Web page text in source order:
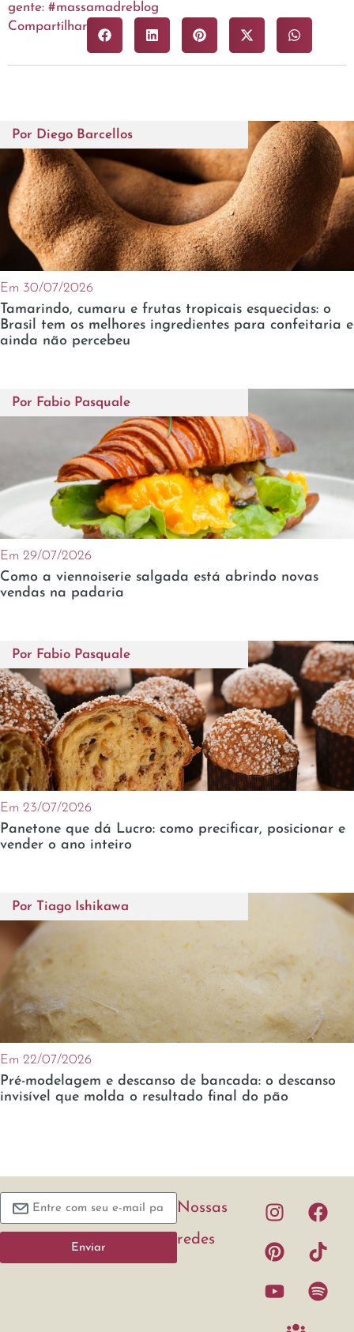
gente: #massamadreblog
Compartilhar
Por Diego Barcellos
Em 30/07/2026
Tamarindo, cumaru e frutas tropicais esquecidas: o
Brasil tem os melhores ingredientes para confeitaria e
ainda não percebeu
Por Fabio Pasquale
Em 29/07/2026
Como a viennoiserie salgada está abrindo novas
vendas na padaria
Por Fabio Pasquale
Em 23/07/2026
Panetone que dá Lucro: como precificar, posicionar e
vender o ano inteiro
Por Tiago Ishikawa
Em 22/07/2026
Pré-modelagem e descanso de bancada: o descanso
invisível que molda o resultado final do pão
Enviar
Nossas
redes